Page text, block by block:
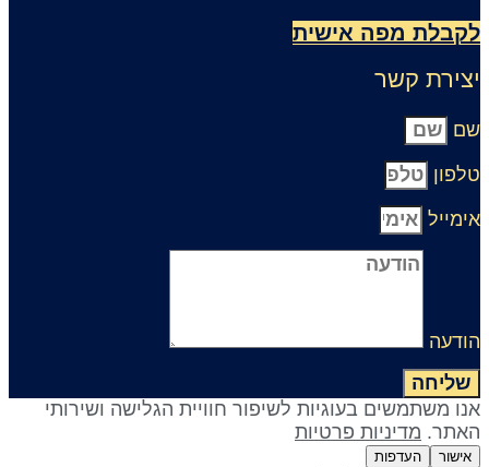
מפה אישית
קשר
שליחה
משתמשים בעוגיות לשיפור חוויית הגלישה ושירותי
מדיניות פרטיות
אישור העדפות